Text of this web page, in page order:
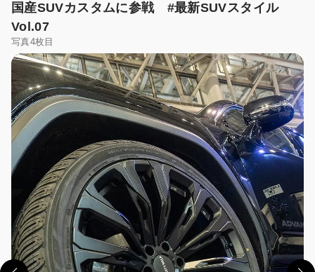
国産SUVカスタムに参戦 #最新SUVスタイル
Vol.07
写真4枚目